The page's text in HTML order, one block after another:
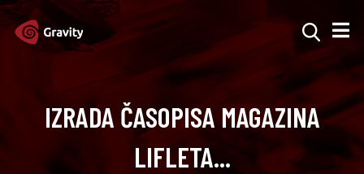
IZRADA ČASOPISA MAGAZINA
LIFLETA...